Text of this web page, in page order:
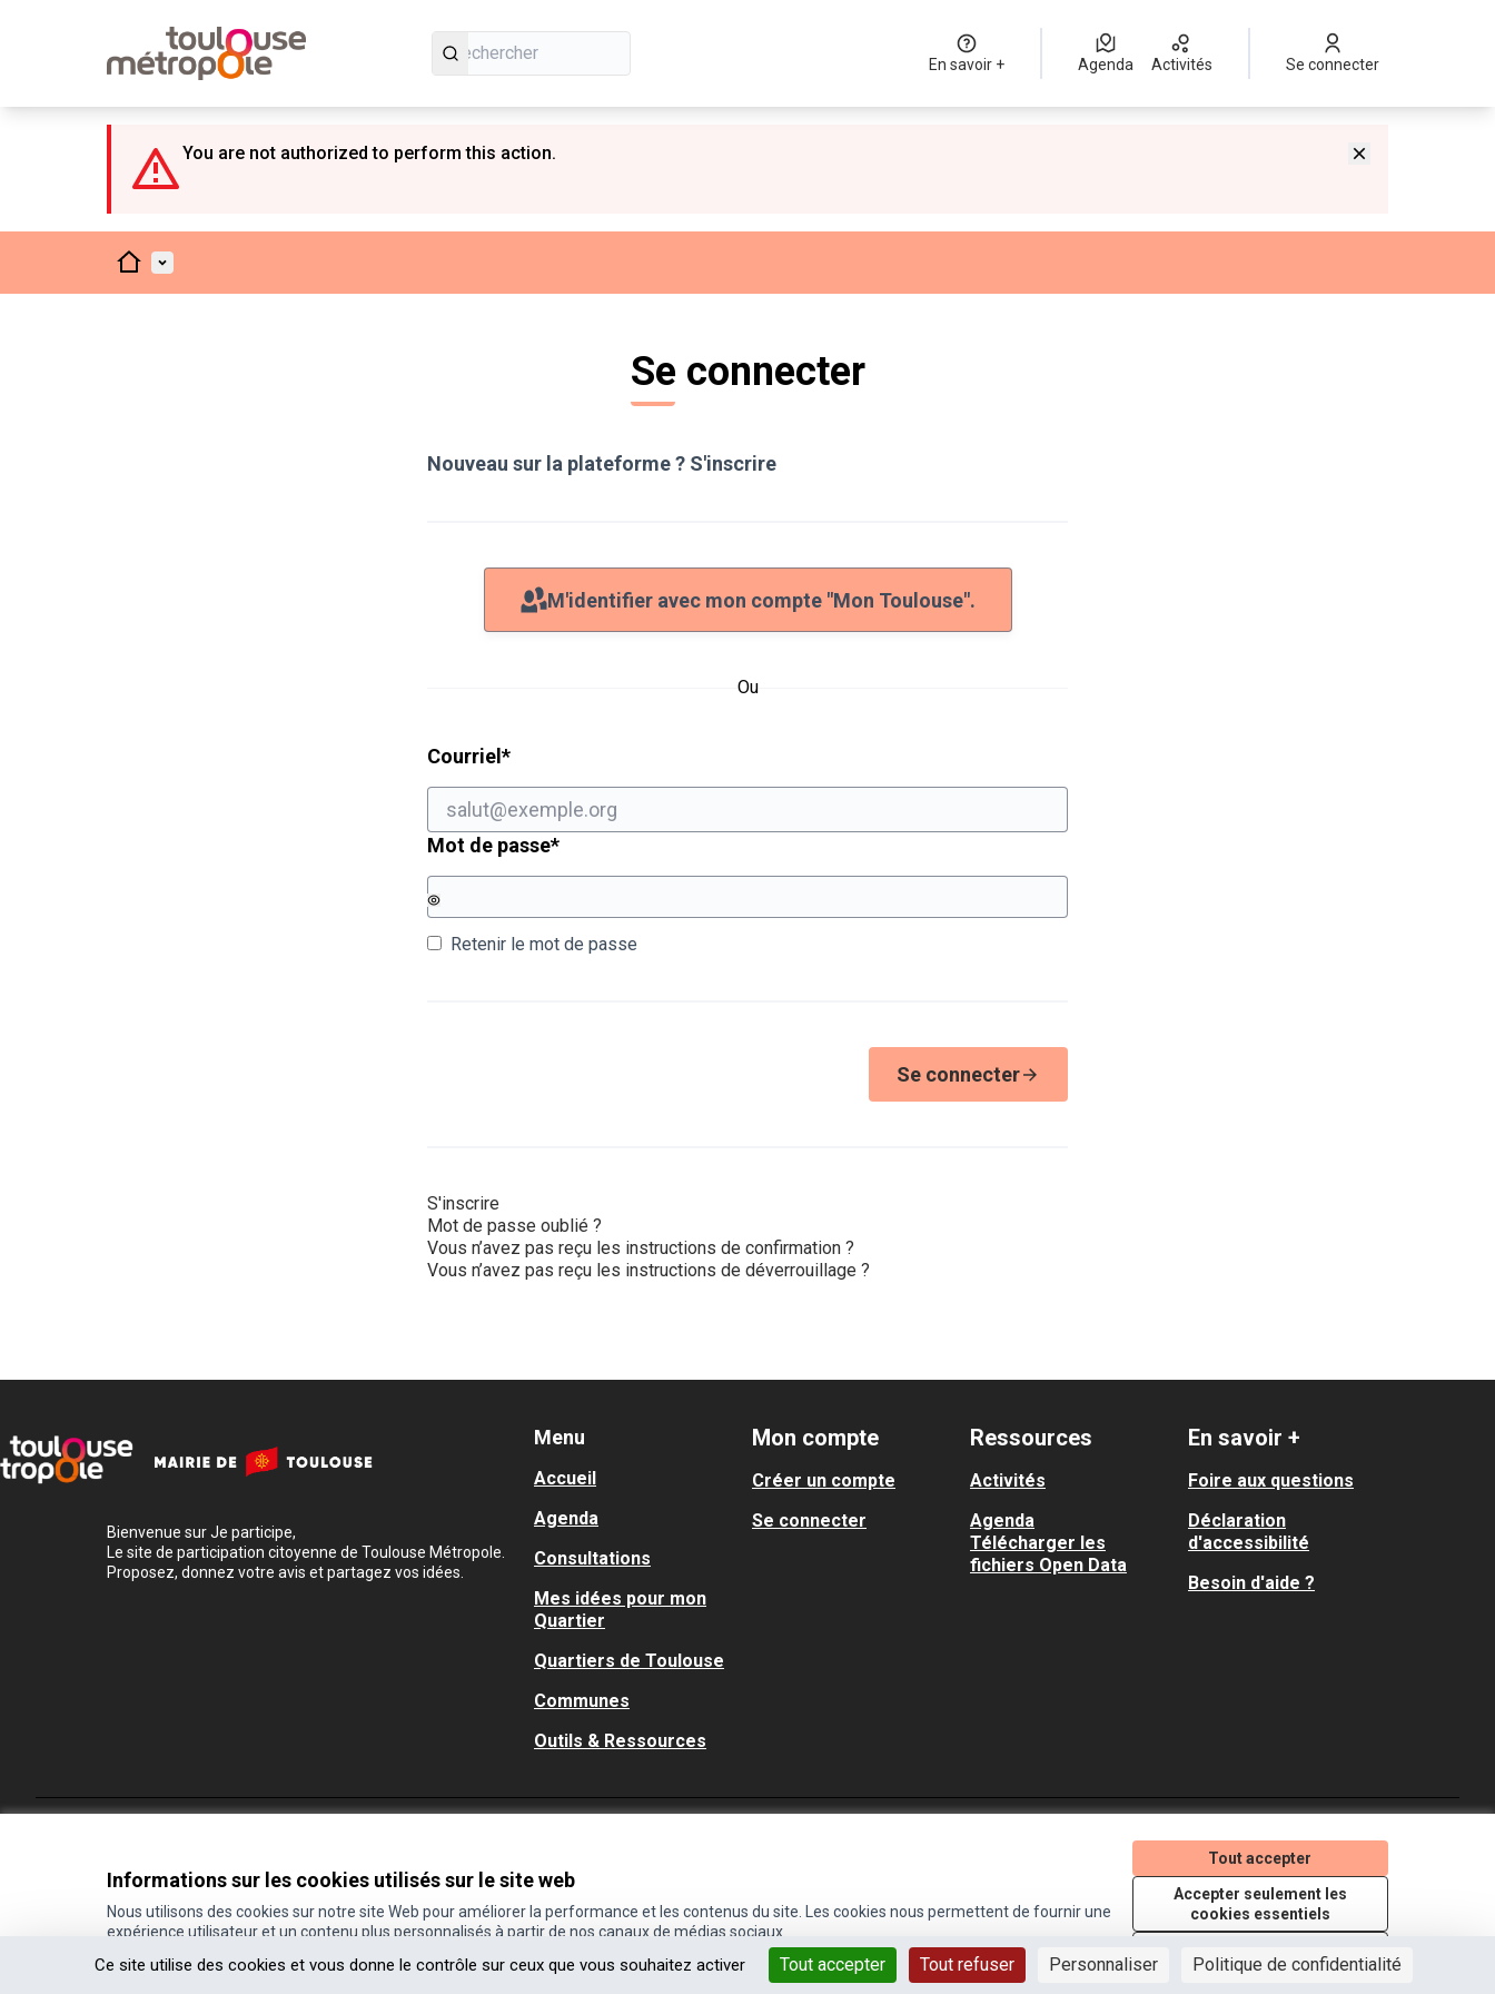
Ce site utilise des cookies et vous donne le contrôle sur ceux que vous souhaitez activer Tout accepter Tout refuser Personnaliser Politique de confidentialité
Informations sur les cookies utilisés sur le site web
Nous utilisons des cookies sur notre site Web pour améliorer la performance et les contenus du site. Les cookies nous permettent de fournir une
expérience utilisateur et un contenu plus personnalisés à partir de nos canaux de médias sociaux.
Tout accepter
Accepter seulement les
cookies essentiels
En savoir + Agenda Activités Se connecter
You are not authorized to perform this action.
AccueilMenu principal
Se connecter
Nouveau sur la plateforme ? S'inscrire
M'identifier avec mon compte "Mon Toulouse".
Ou
Courriel *Champ obligatoire
Mot de passe*Champ obligatoire
Retenir le mot de passe
Se connecter
S'inscrire
Mot de passe oublié ?
Vous n’avez pas reçu les instructions de confirmation ?
Vous n’avez pas reçu les instructions de déverrouillage ?
Bienvenue sur Je participe,
Le site de participation citoyenne de Toulouse Métropole.
Proposez, donnez votre avis et partagez vos idées.
Menu
Accueil
Agenda
Consultations
Mes idées pour mon
Quartier
Quartiers de Toulouse
Communes
Outils & Ressources
Mon compte
Créer un compte
Se connecter
Ressources
Activités
Agenda
Télécharger les
fichiers Open Data
En savoir +
Foire aux questions
Déclaration
d'accessibilité
Besoin d'aide ?
(Lien externe)
(Lien externe)
(Lien externe)
(Lien externe)
Site réalisé grâce aulogiciel libre Decidim
(Lien externe)
.
Licence Creative
(Lien externe)